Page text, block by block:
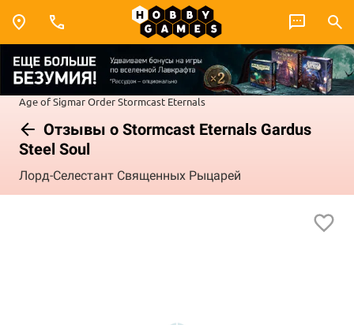
Age of SigmarOrderStormcast Eternals
Отзывы о Stormcast Eternals Gardus
Steel Soul
Лорд-Селестант Священных Рыцарей